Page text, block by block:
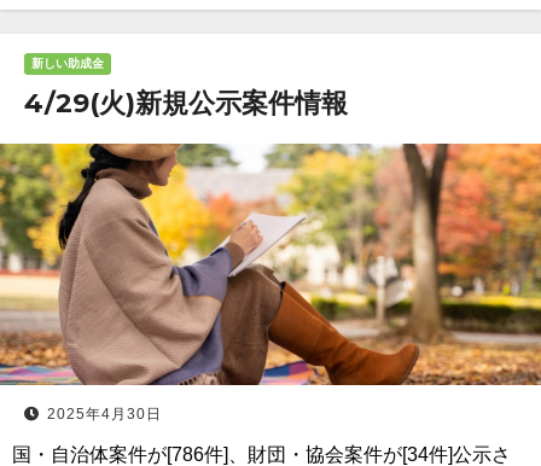
新しい助成金
4/29(火)新規公示案件情報
2025年4月30日
国・自治体案件が[786件]、財団・協会案件が[34件]公示さ